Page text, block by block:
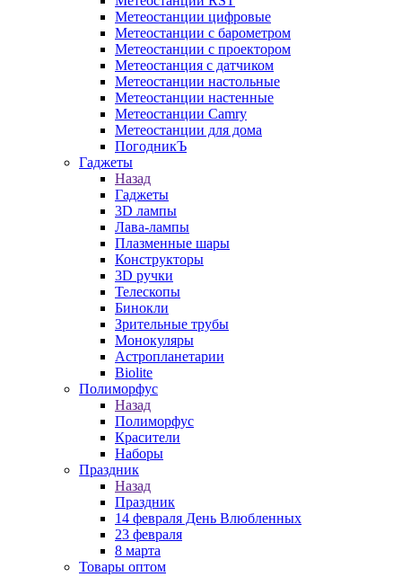
Метеостанции цифровые
Метеостанции с барометром
Метеостанции с проектором
Метеостанция с датчиком
Метеостанции настольные
Метеостанции настенные
Метеостанции Camry
Метеостанции для дома
ПогодникЪ
Гаджеты
Назад
Гаджеты
3D лампы
Лава-лампы
Плазменные шары
Конструкторы
3D ручки
Телескопы
Бинокли
Зрительные трубы
Монокуляры
Астропланетарии
Biolite
Полиморфус
Назад
Полиморфус
Красители
Наборы
Праздник
Назад
Праздник
14 февраля День Влюбленных
23 февраля
8 марта
Товары оптом